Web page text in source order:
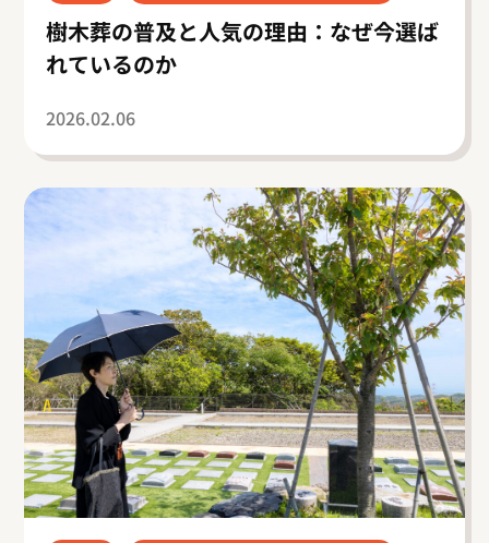
樹木葬の普及と人気の理由：なぜ今選ば
れているのか
2026.02.06